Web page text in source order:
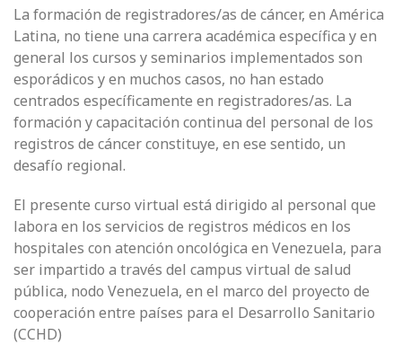
La formación de registradores/as de cáncer, en América
Latina, no tiene una carrera académica específica y en
general los cursos y seminarios implementados son
esporádicos y en muchos casos, no han estado
centrados específicamente en registradores/as. La
formación y capacitación continua del personal de los
registros de cáncer constituye, en ese sentido, un
desafío regional.
El presente curso virtual está dirigido al personal que
labora en los servicios de registros médicos en los
hospitales con atención oncológica en Venezuela, para
ser impartido a través del campus virtual de salud
pública, nodo Venezuela, en el marco del proyecto de
cooperación entre países para el Desarrollo Sanitario
(CCHD)